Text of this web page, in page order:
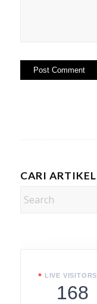
CARI ARTIKEL
LIVE VISITORS
168